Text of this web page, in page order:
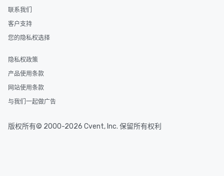
联系我们
客户支持
您的隐私权选择
隐私权政策
产品使用条款
网站使用条款
与我们一起做广告
版权所有© 2000-2026 Cvent, Inc. 保留所有权利